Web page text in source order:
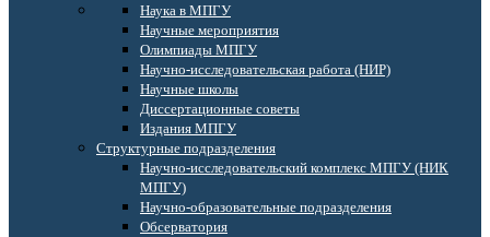
Наука в МПГУ
Научные мероприятия
Олимпиады МПГУ
Научно-исследовательская работа (НИР)
Научные школы
Диссертационные советы
Издания МПГУ
Структурные подразделения
Научно-исследовательский комплекс МПГУ (НИК
МПГУ)
Научно-образовательные подразделения
Обсерватория